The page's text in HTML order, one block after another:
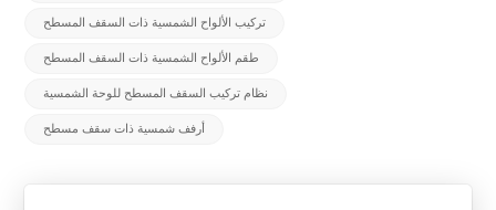
تركيب الألواح الشمسية ذات السقف المسطح
طقم الألواح الشمسية ذات السقف المسطح
نظام تركيب السقف المسطح للوحة الشمسية
أرفف شمسية ذات سقف مسطح